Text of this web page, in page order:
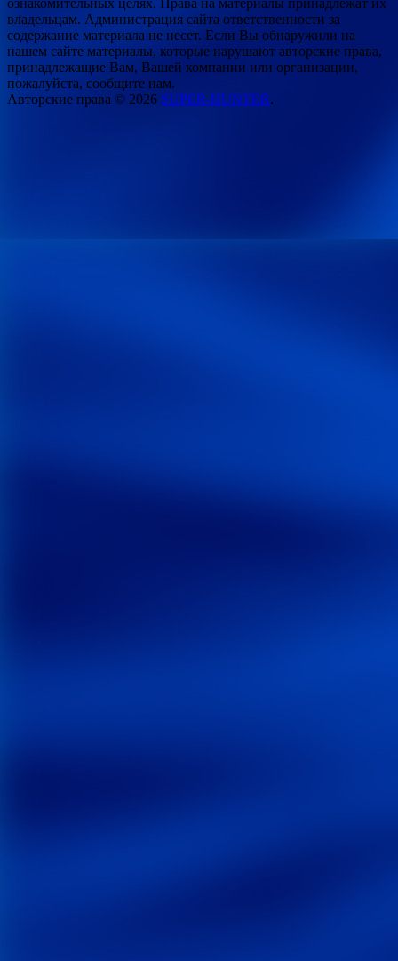
ознакомительных целях. Права на материалы принадлежат их
владельцам. Администрация сайта ответственности за
содержание материала не несет. Если Вы обнаружили на
нашем сайте материалы, которые нарушают авторские права,
принадлежащие Вам, Вашей компании или организации,
пожалуйста, сообщите нам.
Авторские права © 2026 SUPER-HUNTER.